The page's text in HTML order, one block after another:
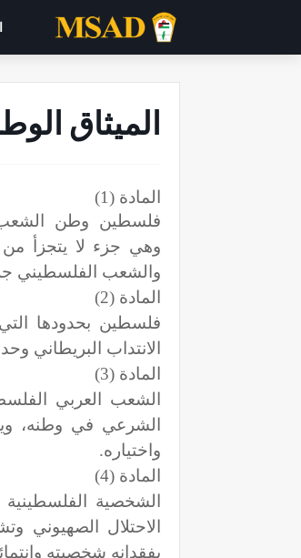
الميثاق
المادة (1)
فلسطين وطن الشعب
وهي جزء لا يتجزأ من
والشعب الفلسطيني
المادة (2)
فلسطين بحدودها
الانتداب البريطاني
المادة (3)
الشعب العربي
الشرعي في وطنه،
واختياره.
المادة (4)
الشخصية الفلسطينية
الاحتلال الصهيوني
يفقدانه شخصيته